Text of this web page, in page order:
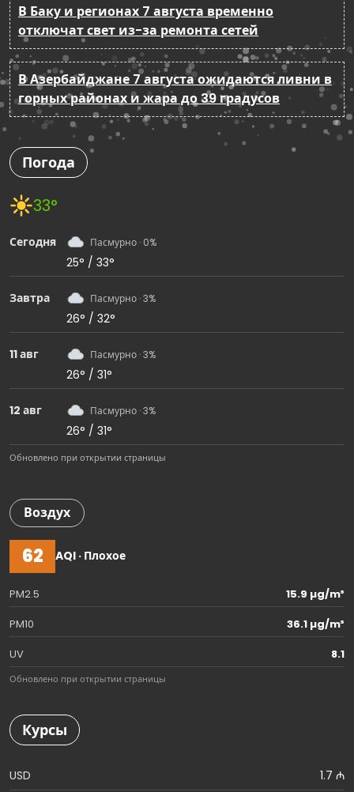
В Баку и регионах 7 августа временно
отключат свет из-за ремонта сетей
В Азербайджане 7 августа ожидаются ливни в
горных районах и жара до 39 градусов
Погода
33°
Сегодня Пасмурно · 0%
25° / 33°
Завтра Пасмурно · 3%
26° / 32°
11 авг Пасмурно · 3%
26° / 31°
12 авг Пасмурно · 3%
26° / 31°
Обновлено при открытии страницы
Воздух
62 AQI · Плохое
PM2.5
15.9 µg/m³
PM10
36.1 µg/m³
UV
8.1
Обновлено при открытии страницы
Курсы
USD 1.7 ₼